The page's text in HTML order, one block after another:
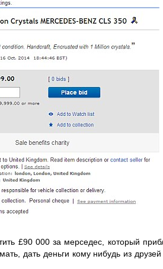
£90 000 за мерседес, который
дать деньги кому нибудь из